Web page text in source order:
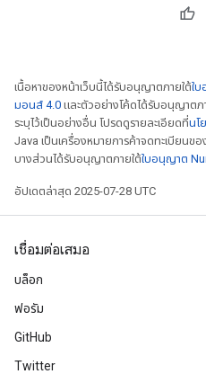
เนื้อหาของหน้าเว็บนี้ได้รับอนุญาตภายใต้ใ
มอนส์ 4.0 และตัวอย่างโค้ดได้รับอนุญาตภ
ระบุไว้เป็นอย่างอื่น โปรดดูรายละเอียดที่นโ
Java เป็นเครื่องหมายการค้าจดทะเบียนข
บางส่วนได้รับอนุญาตภายใต้ใบอนุญาต
อัปเดตล่าสุด 2025-07-28 UTC
เชื่อมต่อเสมอ
บล็อก
ฟอรัม
GitHub
Twitter